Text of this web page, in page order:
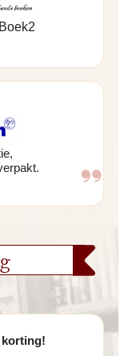
korting!